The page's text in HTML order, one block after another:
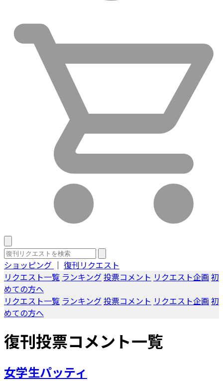
ショッピング ｜ 復刊リクエスト
リクエスト一覧 ランキング投票コメント リクエスト企画 初
めての方へ
リクエスト一覧 ランキング投票コメント リクエスト企画 初
めての方へ
復刊投票コメント一覧
女学生パッティ